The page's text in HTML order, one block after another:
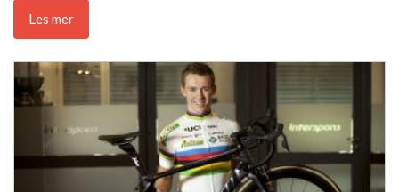
Les mer